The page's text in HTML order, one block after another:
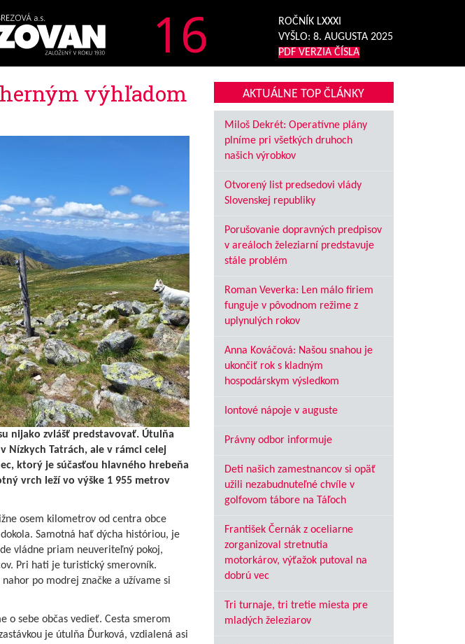
16
ROČNÍK LXXXI
VYŠLO: 8. AUGUSTA 2025
PDF VERZIA ČÍSLA
výhľadom
nijako zvlášť predstavovať. Útulňa
Nízkych Tatrách, ale v rámci celej
ktorý je súčasťou hlavného hrebeňa
vrch leží vo výške 1 955 metrov
osem kilometrov od centra obce
Samotná hať dýcha históriou, je
vládne priam neuveriteľný pokoj,
Pri hati je turistický smerovník.
po modrej značke a užívame si
o sebe občas vedieť. Cesta smerom
je útulňa Ďurková, vzdialená asi
AKTUÁLNE TOP ČLÁNKY
Miloš Dekrét: Operatívne plány
plníme pri všetkých druhoch
našich výrobkov
Otvorený list predsedovi vlády
Slovenskej republiky
Porušovanie dopravných predpisov
v areáloch železiarní predstavuje
stále problém
Roman Veverka: Len málo firiem
funguje v pôvodnom režime z
uplynulých rokov
Anna Kováčová: Našou snahou je
ukončiť rok s kladným
hospodárskym výsledkom
Iontové nápoje v auguste
Právny odbor informuje
Deti našich zamestnancov si opäť
užili nezabudnuteľné chvíle v
golfovom tábore na Táľoch
František Černák z oceliarne
zorganizoval stretnutia
motorkárov, výťažok putoval na
dobrú vec
Tri turnaje, tri tretie miesta pre
mladých železiarov